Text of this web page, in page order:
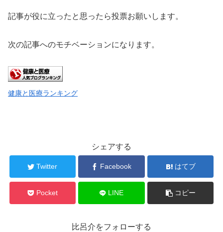
記事が役に立ったと思ったら投票お願いします。
次の記事へのモチベーションになります。
健康と医療ランキング
シェアする
Twitter Facebook はてブ
Pocket LINE コピー
比呂介をフォローする